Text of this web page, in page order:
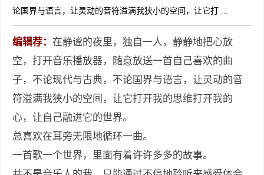
论国界与语言，让灵动的音符溢满我狭小的空间，让它打 ...
编辑荐： 在静谧的夜里，独自一人，静静地把心放
空，打开音乐播放器，随意放送一首自己喜欢的曲
子，不论现代与古典，不论国界与语言，让灵动的音
符溢满我狭小的空间，让它打开我的思维打开我的
心，让自己融进它的世界。
总喜欢在耳旁无限地循环一曲。
一首歌一个世界，里面有着许许多多的故事。